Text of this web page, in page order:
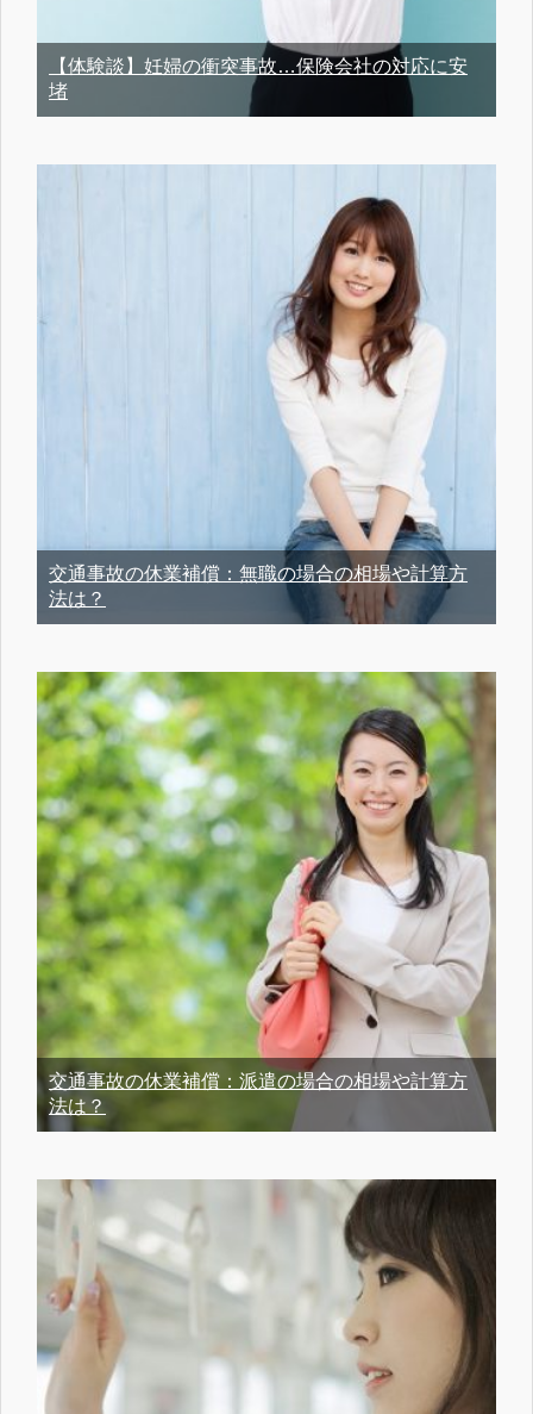
【体験談】妊婦の衝突事故…保険会社の対応に安
堵
交通事故の休業補償：無職の場合の相場や計算方
法は？
交通事故の休業補償：派遣の場合の相場や計算方
法は？